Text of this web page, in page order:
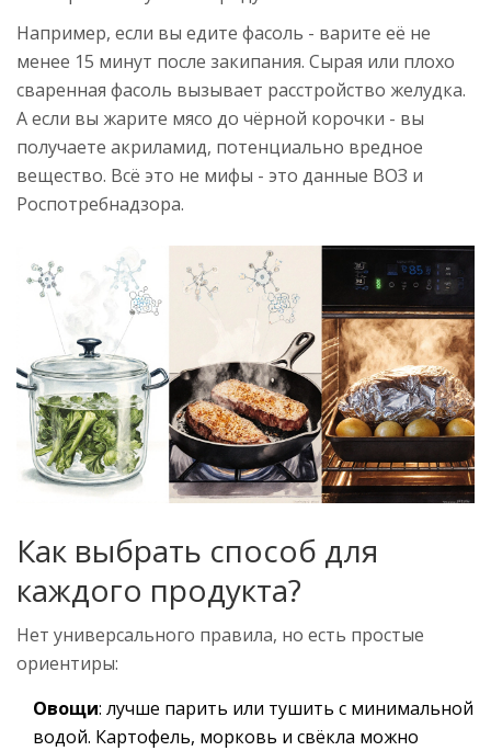
Например, если вы едите фасоль - варите её не
менее 15 минут после закипания. Сырая или плохо
сваренная фасоль вызывает расстройство желудка.
А если вы жарите мясо до чёрной корочки - вы
получаете акриламид, потенциально вредное
вещество. Всё это не мифы - это данные ВОЗ и
Роспотребнадзора.
Как выбрать способ для
каждого продукта?
Нет универсального правила, но есть простые
ориентиры:
Овощи: лучше парить или тушить с минимальной
водой. Картофель, морковь и свёкла можно